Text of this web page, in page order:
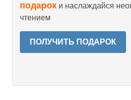
подарок и наслаждайся
чтением
ПОЛУЧИТЬ ПОДАРОК